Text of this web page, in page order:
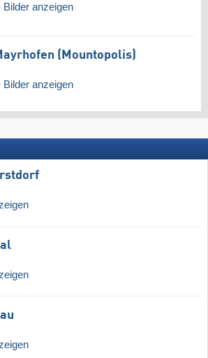
Bilder anzeigen
(Mountopolis)
Bilder anzeigen